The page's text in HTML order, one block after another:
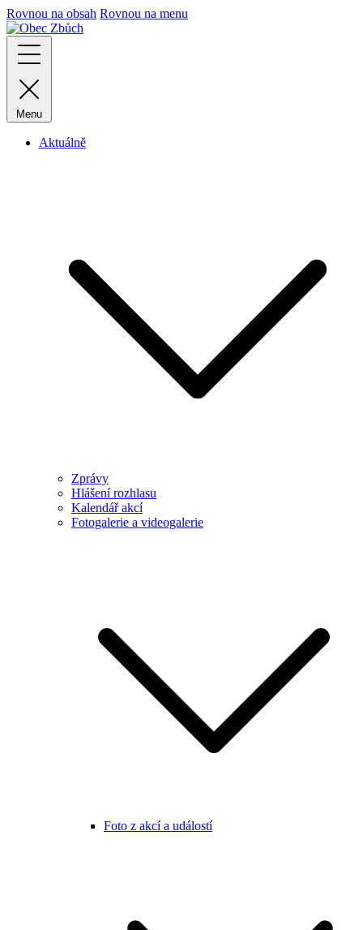
Rovnou na obsah Rovnou na menu
Menu
Aktuálně
Zprávy
Hlášení rozhlasu
Kalendář akcí
Fotogalerie a videogalerie
Foto z akcí a událostí